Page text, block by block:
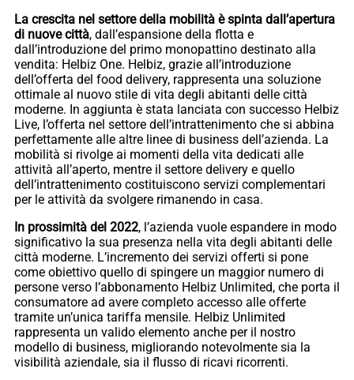
La crescita nel settore della mobilità è spinta dall’apertura
di nuove città, dall’espansione della flotta e
dall’introduzione del primo monopattino destinato alla
vendita: Helbiz One. Helbiz, grazie all’introduzione
dell’offerta del food delivery, rappresenta una soluzione
ottimale al nuovo stile di vita degli abitanti delle città
moderne. In aggiunta è stata lanciata con successo Helbiz
Live, l’offerta nel settore dell’intrattenimento che si abbina
perfettamente alle altre linee di business dell’azienda. La
mobilità si rivolge ai momenti della vita dedicati alle
attività all’aperto, mentre il settore delivery e quello
dell’intrattenimento costituiscono servizi complementari
per le attività da svolgere rimanendo in casa.
In prossimità del 2022, l’azienda vuole espandere in modo
significativo la sua presenza nella vita degli abitanti delle
città moderne. L’incremento dei servizi offerti si pone
come obiettivo quello di spingere un maggior numero di
persone verso l’abbonamento Helbiz Unlimited, che porta il
consumatore ad avere completo accesso alle offerte
tramite un’unica tariffa mensile. Helbiz Unlimited
rappresenta un valido elemento anche per il nostro
modello di business, migliorando notevolmente sia la
visibilità aziendale, sia il flusso di ricavi ricorrenti.